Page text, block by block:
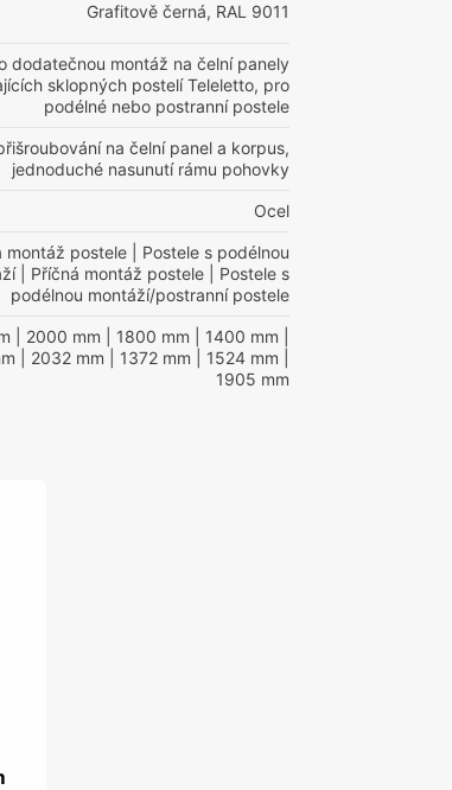
Grafitově černá, RAL 9011
dodatečnou montáž na čelní panely
sklopných postelí Teleletto, pro
podélné nebo postranní postele
na čelní panel a korpus,
jednoduché nasunutí rámu pohovky
Ocel
montáž postele | Postele s podélnou
| Příčná montáž postele | Postele s
podélnou montáží/postranní postele
| 2000 mm | 1800 mm | 1400 mm
| 2032 mm | 1372 mm | 1524 mm
1905 mm